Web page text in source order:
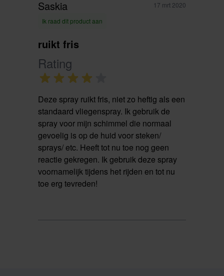
Saskia
17 mrt 2020
Ik raad dit product aan
ruikt fris
Rating
Deze spray ruikt fris, niet zo heftig als een
standaard vliegenspray. Ik gebruik de
spray voor mijn schimmel die normaal
gevoelig is op de huid voor steken/
sprays/ etc. Heeft tot nu toe nog geen
reactie gekregen. Ik gebruik deze spray
voornamelijk tijdens het rijden en tot nu
toe erg tevreden!